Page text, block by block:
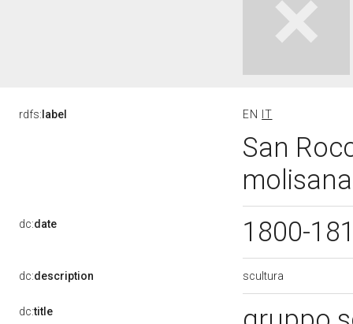
rdfs: label EN IT
San
dc:date 1800-
dc:description scultura
dc:title